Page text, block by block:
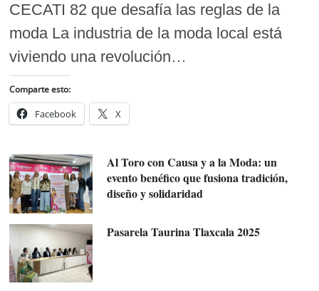
CECATI 82 que desafía las reglas de la
moda La industria de la moda local está
viviendo una revolución…
Comparte esto:
Facebook X
Al Toro con Causa y a la Moda: un
evento benéfico que fusiona tradición,
diseño y solidaridad
Pasarela Taurina Tlaxcala 2025